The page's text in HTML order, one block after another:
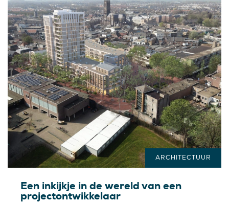
Een inkijkje in de wereld van een
projectontwikkelaar
ARCHITECTUUR